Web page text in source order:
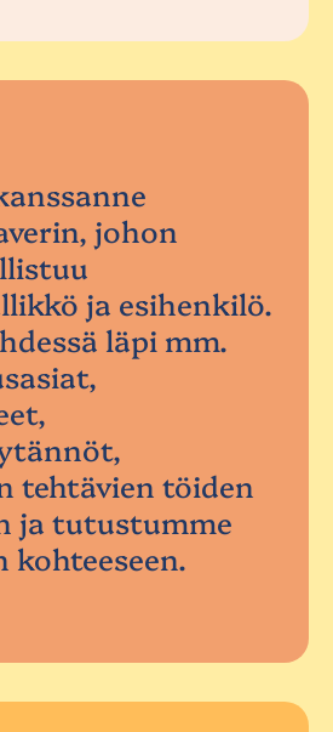
johon
ja esihenkilö.
läpi mm.
tehtävien töiden
ja tutustumme